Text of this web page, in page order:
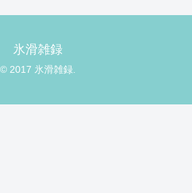
氷滑雑録
© 2017 氷滑雑録.